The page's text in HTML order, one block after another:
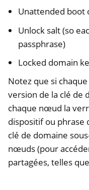
Unattended boot
Unlock salt (so
passphrase)
Locked domain
Notez que si
version de la clé de
chaque nœud la
dispositif ou phrase
clé de domaine
nœuds (pour
partagées, telles